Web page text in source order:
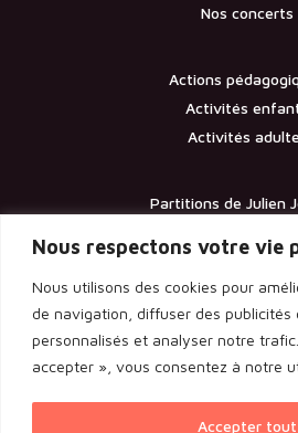
Nous respectons votre vie
Nous utilisons des cookies pour
de navigation, diffuser des publicités
personnalisés et analyser notre
accepter », vous consentez à notre
Accepter tout
Nos concerts
Actions
Activités
Activités
Partitions de Julien
Les statuts de
Licence d’entrepreneur de
Rapport de l’assemblée